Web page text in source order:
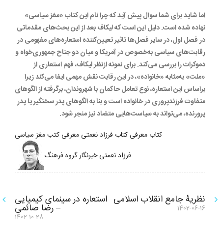
اما شاید برای شما سوال پیش آید که چرا نام این کتاب «مغز سیاسی»
نهاده شده است. دلیل این است که لیکاف بعد از این بحث‌های مقدماتی
در فصل اول، در سایر فصل‌ها تاثیر تعیین‌کننده استعاره‌های مفهومی در
رقابت‌های سیاسی به‌خصوص در آمریکا و میان دو جناح جمهوری‌خواه و
دموکرات را بررسی می‌کند. برای نمونه ازنظر لیکاف، فهم استعاری از
«ملت» به‌مثابه «خانواده»، در این رقابت نقش مهمی ایفا می‌کند زیرا
براساس این استعاره، نوع تعامل حاکمان با شهروندان، برگرفته از الگوهای
متفاوت فرزندپروری در خانواده است و بنا به الگوهای پدر سختگیر یا پدر
پرورنده، می‌تواند به سیاست‌هایی متضاد نیز منجر شود.
کتاب معرفی کتاب فرزاد نعمتی معرفی کتب مغز سیاسی
فرزاد نعمتی خبرنگار گروه فرهنگ
راهبری
نظریۀ جامع انقلاب اسلامی
نوشته
1402-06-16
استعاره در سینمای کیمیایی
– رضا صائمی
1402-10-28